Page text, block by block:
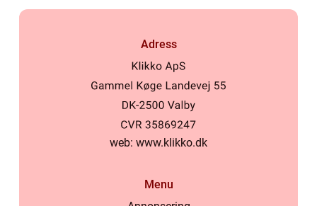
Adress
web: www.klikko.dk
Menu